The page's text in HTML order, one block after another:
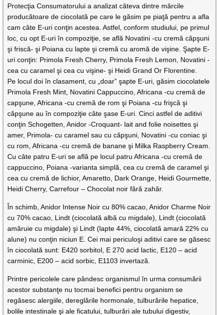
Protecţia Consumatorului a analizat câteva dintre mărcile
producătoare de ciocolată pe care le găsim pe piaţă pentru a afla
cam câte E-uri conţin acestea. Astfel, conform studiului, pe primul
loc, cu opt E-uri în compoziţie, se află Novatini -cu cremă căpşuni
şi friscă- şi Poiana cu lapte şi cremă cu aromă de vişine. Şapte E-
uri conţin: Primola Fresh Cherry, Primola Fresh Lemon, Novatini -
cea cu caramel şi cea cu vişine- şi Heidi Grand Or Florentine.
Pe locul doi în clasament, cu „doar” şapte E-uri, găsim ciocolatele
Primola Fresh Mint, Novatini Cappuccino, Africana -cu cremă de
capşune, Africana -cu cremă de rom şi Poiana -cu frişcă şi
căpşune au în compoziţie câte şase E-uri. Cinci astfel de aditivi
conţin Schogetten, Anidor -Croquant- lait and folie noisettes şi
amer, Primola- cu caramel sau cu căpşuni, Novatini -cu coniac şi
cu rom, Africana -cu cremă de banane şi Milka Raspberry Cream.
Cu câte patru E-uri se află pe locul patru Africana -cu cremă de
cappuccino, Poiana -varianta simplă, cea cu cremă de caramel şi
cea cu cremă de lichior, Amaretto, Dark Orange, Heidi Gourmette,
Heidi Cherry, Carrefour – Chocolat noir fără zahăr.
În schimb, Anidor Intense Noir cu 80% cacao, Anidor Charme Noir
cu 70% cacao, Lindt (ciocolată albă cu migdale), Lindt (ciocolată
amăruie cu migdale) şi Lindt (lapte 44%, ciocolată amară 22% cu
alune) nu conţin niciun E. Cei mai periculoşi aditivi care se găsesc
în ciocolată sunt: E420 sorbitol, E 270 acid lactic, E120 – acid
carminic, E200 – acid sorbic, E1103 invertază.
Printre pericolele care pândesc organismul în urma consumării
acestor substanţe nu tocmai benefici pentru organism se
regăsesc alergiile, dereglările hormonale, tulburările hepatice,
bolile intestinale şi ale ficatului, tulburări ale tubului digestiv,